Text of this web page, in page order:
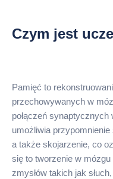
Czym jest
Pamięć to
przechowywanych w
połączeń
umożliwia
a także skojarzenie, co
się to tworzenie w
zmysłów takich jak